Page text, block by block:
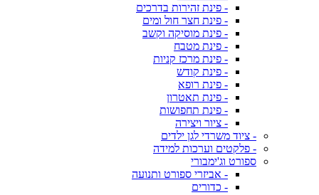
- פינת זהירות בדרכים
- פינת חצר חול ומים
- פינת מוסיקה וקשב
- פינת מטבח
- פינת מרכז קניות
- פינת קודש
- פינת רופא
- פינת תאטרון
- פינת תחפושות
- ציור ויצירה
- ציוד משרדי לגן ילדים
- פלקטים וערכות למידה
ספורט וג'ימבורי
- אביזרי ספורט ותנועה
- כדורים